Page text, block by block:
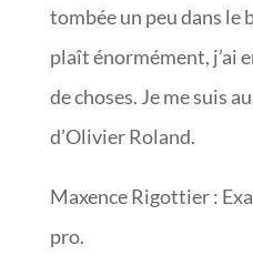
tombée un peu dans le
plaît énormément, j’ai
de choses. Je me suis
d’Olivier Roland.
Maxence Rigottier :
pro.